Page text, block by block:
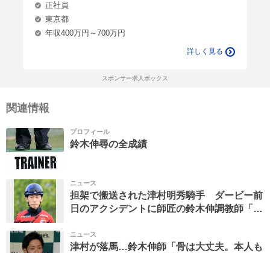
正社員
東京都
年収400万円～700万円
詳しく見る
スポンサー求人ボックス
関連情報
プロフィール
鈴木伸尋の全成績
ニュース
担架で搬送された津村明秀騎手 ダービー前
日のアクシデントに師匠の鈴木伸調教師「会
ニュース
津村が落馬…鈴木伸師「骨は大丈夫。本人も